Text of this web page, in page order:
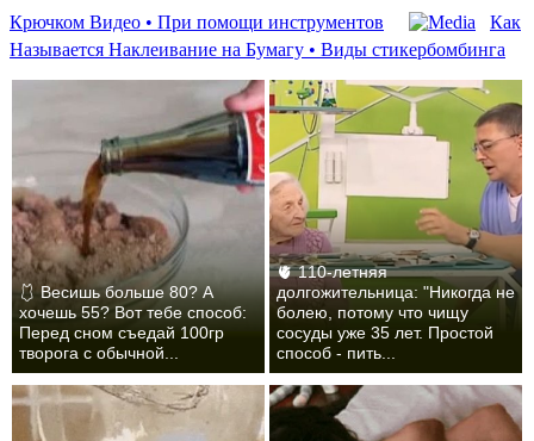
Крючком Видео • При помощи инструментов
Как
Называется Наклеивание на Бумагу • Виды стикербомбинга
🩱 Весишь больше 80? А
хочешь 55? Вот тебе способ:
Перед сном съедай 100гр
творога с обычной...
🫀 110-летняя
долгожительница: "Никогда не
болею, потому что чищу
сосуды уже 35 лет. Простой
способ - пить...